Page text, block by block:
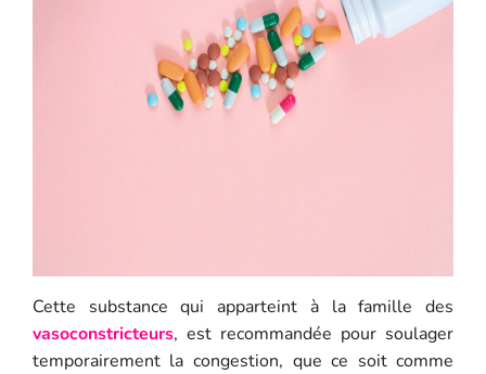
Cette substance qui apparteint à la famille des
vasoconstricteurs, est recommandée pour soulager
temporairement la congestion, que ce soit comme